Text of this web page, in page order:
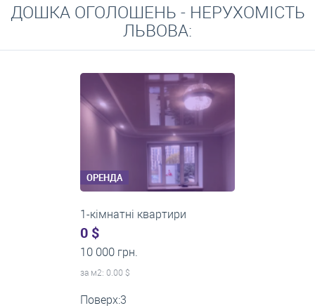
ДОШКА ОГОЛОШЕНЬ - НЕРУХОМІСТЬ
ЛЬВОВА:
ОРЕНДА
2-кімнатні квартири
0 $
16 000 грн.
за м2: 0.00 $
Поверх:11